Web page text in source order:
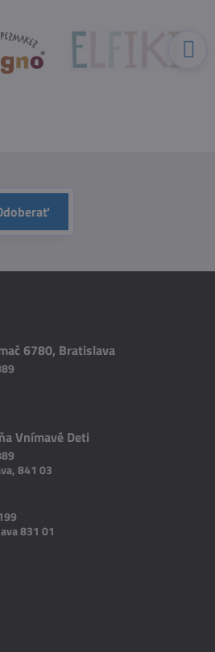
6780, Bratislava
Vnímavé Deti
841 03
831 01